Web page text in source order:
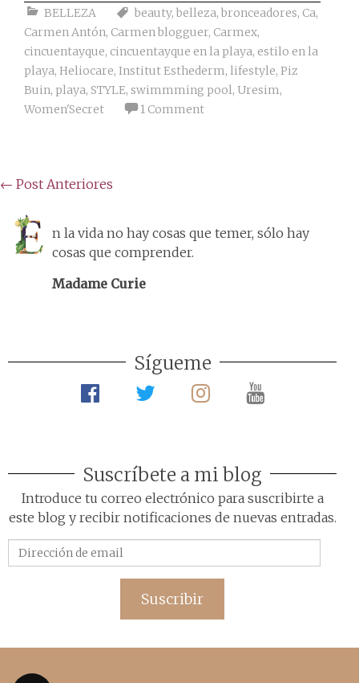
BELLEZA beauty, belleza, bronceadores, Ca,
Carmen Antón, Carmen blogguer, Carmex,
cincuentayque, cincuentayque en la playa, estilo en la
playa, Heliocare, Institut Esthederm, lifestyle, Piz
Buin, playa, STYLE, swimmming pool, Uresim,
Women'Secret
1 Comment
Posts
navigation
← Post Anteriores
n la vida no hay cosas que temer, sólo hay
cosas que comprender.
Madame Curie
Sígueme
Suscríbete a mi blog
Introduce tu correo electrónico para suscribirte a
este blog y recibir notificaciones de nuevas entradas.
de
Suscribir